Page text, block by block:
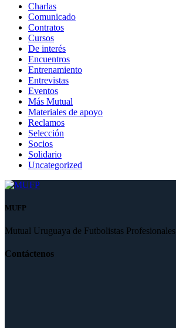
Charlas
Comunicado
Contratos
Cursos
De interés
Encuentros
Entrenamiento
Entrevistas
Eventos
Más Mutual
Materiales de apoyo
Reclamos
Selección
Socios
Solidario
Uncategorized
MUFP
Mutual Uruguaya de Futbolistas Profesionales
Contáctenos